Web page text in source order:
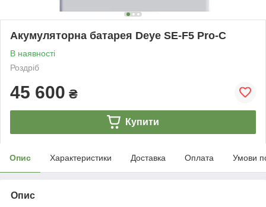
Акумуляторна батарея Deye SE-F5 Pro-C
В наявності
Роздріб
45 600 ₴
Купити
Опис Характеристики Доставка Оплата Умови
Опис